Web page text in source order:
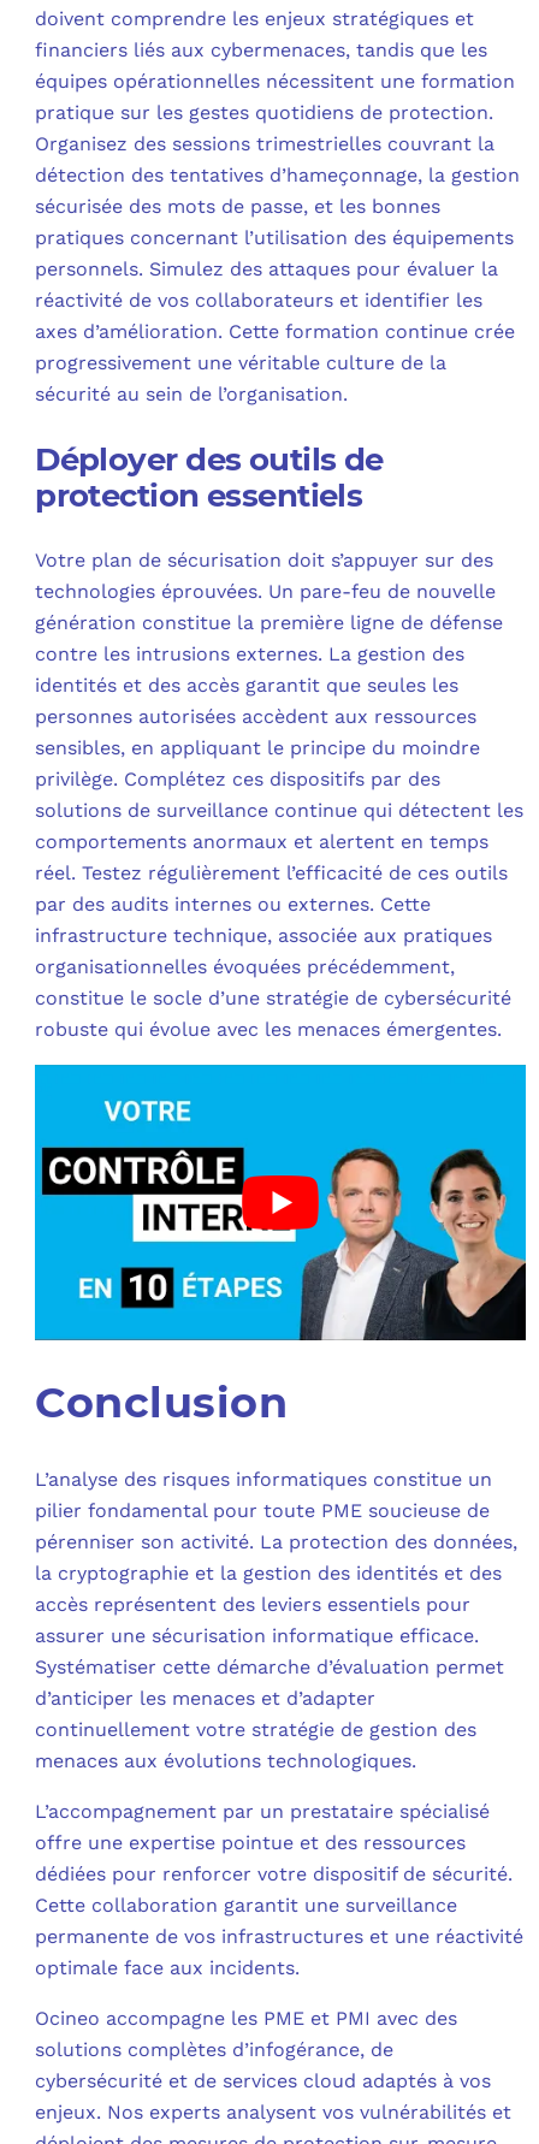
doivent comprendre les enjeux stratégiques et
financiers liés aux cybermenaces, tandis que les
équipes opérationnelles nécessitent une formation
pratique sur les gestes quotidiens de protection.
Organisez des sessions trimestrielles couvrant la
détection des tentatives d’hameçonnage, la gestion
sécurisée des mots de passe, et les bonnes
pratiques concernant l’utilisation des équipements
personnels. Simulez des attaques pour évaluer la
réactivité de vos collaborateurs et identifier les
axes d’amélioration. Cette formation continue crée
progressivement une véritable culture de la
sécurité au sein de l’organisation.
Déployer des outils de
protection essentiels
Votre plan de sécurisation doit s’appuyer sur des
technologies éprouvées. Un pare-feu de nouvelle
génération constitue la première ligne de défense
contre les intrusions externes. La gestion des
identités et des accès garantit que seules les
personnes autorisées accèdent aux ressources
sensibles, en appliquant le principe du moindre
privilège. Complétez ces dispositifs par des
solutions de surveillance continue qui détectent les
comportements anormaux et alertent en temps
réel. Testez régulièrement l’efficacité de ces outils
par des audits internes ou externes. Cette
infrastructure technique, associée aux pratiques
organisationnelles évoquées précédemment,
constitue le socle d’une stratégie de cybersécurité
robuste qui évolue avec les menaces émergentes.
Conclusion
L’analyse des risques informatiques constitue un
pilier fondamental pour toute PME soucieuse de
pérenniser son activité. La protection des données,
la cryptographie et la gestion des identités et des
accès représentent des leviers essentiels pour
assurer une sécurisation informatique efficace.
Systématiser cette démarche d’évaluation permet
d’anticiper les menaces et d’adapter
continuellement votre stratégie de gestion des
menaces aux évolutions technologiques.
L’accompagnement par un prestataire spécialisé
offre une expertise pointue et des ressources
dédiées pour renforcer votre dispositif de sécurité.
Cette collaboration garantit une surveillance
permanente de vos infrastructures et une réactivité
optimale face aux incidents.
Ocineo accompagne les PME et PMI avec des
solutions complètes d’infogérance, de
cybersécurité et de services cloud adaptés à vos
enjeux. Nos experts analysent vos vulnérabilités et